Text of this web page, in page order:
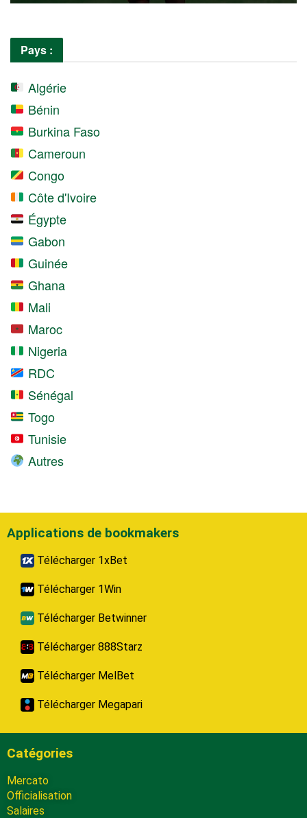
Pays :
Algérie
Bénin
Burkina Faso
Cameroun
Congo
Côte d'Ivoire
Égypte
Gabon
Guinée
Ghana
Mali
Maroc
Nigeria
RDC
Sénégal
Togo
Tunisie
Autres
Applications de bookmakers
Télécharger 1xBet
Télécharger 1Win
Télécharger Betwinner
Télécharger 888Starz
Télécharger MelBet
Télécharger Megapari
Catégories
Mercato
Officialisation
Salaires